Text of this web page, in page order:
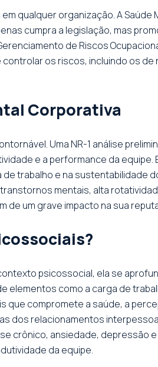
qualquer organização. A Saúde
cumpra a legislação, mas
de Riscos
os riscos, incluindo os de
Corporativa
Uma NR-1 análise
e a performance da equipe.
trabalho e na sustentabilidade
mentais, alta
de um grave impacto na sua
psicossocial, ela se
elementos como a carga de
que compromete a saúde, a
dos relacionamentos
crônico, ansiedade, depressão
da equipe.